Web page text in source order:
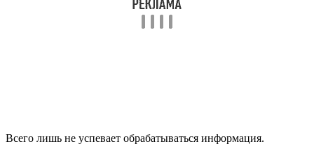
Всего лишь не успевает обрабатываться информация.